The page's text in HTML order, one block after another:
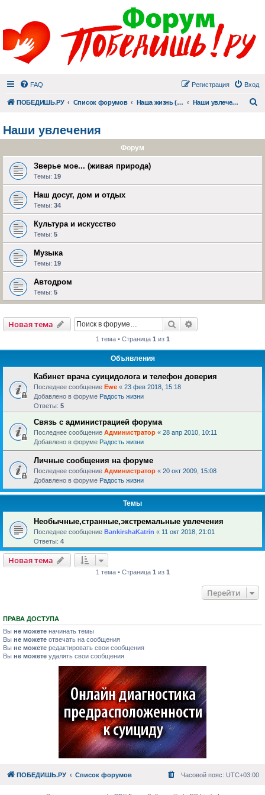
FAQ Вход
Регистрация
ПОБЕДИШЬ.РУ Список форумов Наша жизнь (не всё же о суициде!) Наши увлечения
Наши увлечения
Форум
Зверье мое... (живая природа)
Темы: 19
Наш досуг, дом и отдых
Темы: 34
Культура и искусство
Темы: 5
Музыка
Темы: 19
Автодром
Темы: 5
Новая тема Поиск
1 тема • Страница 1 из 1
Объявления
Кабинет врача суицидолога и телефон доверия
Последнее сообщение Ewe « 23 фев 2018, 15:18
Добавлено в форуме Радость жизни
Ответы: 5
Связь с администрацией форума
Последнее сообщение Администратор « 28 апр 2010, 10:11
Добавлено в форуме Радость жизни
Личные сообщения на форуме
Последнее сообщение Администратор « 20 окт 2009, 15:08
Добавлено в форуме Радость жизни
Темы
Необычные,странные,экстремальные увлечения
Последнее сообщение BankirshaKatrin « 11 окт 2018, 21:01
Ответы: 4
Новая тема
1 тема • Страница 1 из 1
Перейти
ПРАВА ДОСТУПА
Вы не можете начинать темы
Вы не можете отвечать на сообщения
Вы не можете редактировать свои сообщения
Вы не можете удалять свои сообщения
ПОБЕДИШЬ.РУ Список форумов Часовой пояс: UTC+03:00